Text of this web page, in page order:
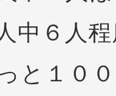
中６人
と１０